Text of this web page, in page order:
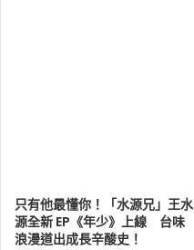
只有他最懂你！「水源兄」王水
源全新 EP《年少》上線 台味
浪漫道出成長辛酸史！